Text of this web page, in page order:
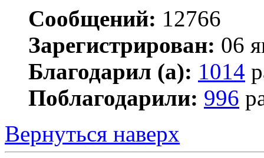
Сообщений: 12766
Зарегистрирован: 06
Благодарил (а): 1014
Поблагодарили: 996
Вернуться наверх